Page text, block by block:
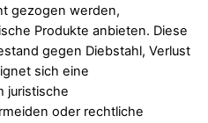
gezogen werden,
Produkte anbieten. Diese
gegen Diebstahl, Verlust
sich eine
juristische
oder rechtliche